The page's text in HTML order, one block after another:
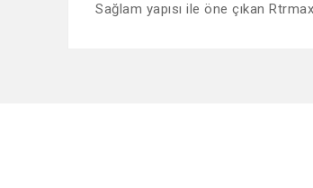
Sağlam yapısı ile öne çıkan